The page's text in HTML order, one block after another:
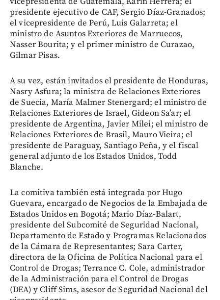
presidente ejecutivo de CAF, Sergio Díaz-Granados;
el vicepresidente de Perú, Luis Galarreta; el
ministro de Asuntos Exteriores de Marruecos,
Nasser Bourita; y el primer ministro de Curazao,
Gilmar Pisas.
A su vez, están invitados el presidente de Honduras,
Nasry Asfura; la ministra de Relaciones Exteriores
de Suecia, María Malmer Stenergard; el ministro de
Relaciones Exteriores de Israel, Gideon Sa’ar; el
presidente de Argentina, Javier Milei; el ministro de
Relaciones Exteriores de Brasil, Mauro Vieira; el
presidente de Paraguay, Santiago Peña, y el fiscal
general adjunto de los Estados Unidos, Todd
Blanche.
La comitiva también está integrada por Hugo
Guevara, encargado de Negocios de la Embajada de
Estados Unidos en Bogotá; Mario Díaz-Balart,
presidente del Subcomité de Seguridad Nacional,
Departamento de Estado y Programas Relacionados
de la Cámara de Representantes; Sara Carter,
directora de la Oficina de Política Nacional para el
Control de Drogas; Terrance C. Cole, administrador
de la Administración para el Control de Drogas
(DEA) y Cliff Sims, asesor de Seguridad Nacional del